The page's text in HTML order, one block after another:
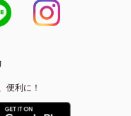
便利に！